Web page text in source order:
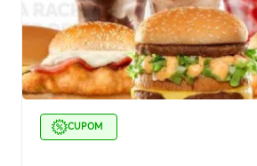
CUPOM